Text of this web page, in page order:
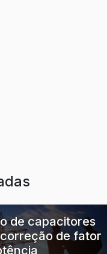
de capacitores
de fator